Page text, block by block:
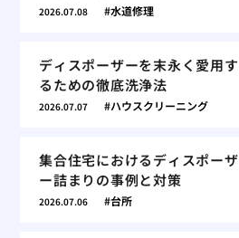
2026.07.08 水道修理
ディスポーザーを末永く愛用す
るための徹底洗浄法
2026.07.07 ハウスクリーニング
集合住宅におけるディスポーザ
ー詰まりの事例と対策
2026.07.06 台所